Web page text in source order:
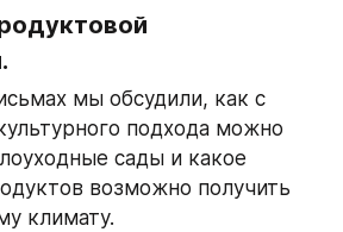
мы обсудили, как с
подхода можно
сады и какое
возможно получить
климату.